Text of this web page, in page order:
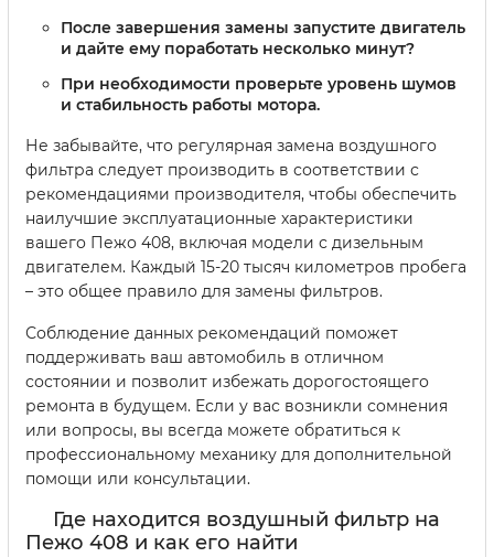
После завершения замены запустите двигатель
и дайте ему поработать несколько минут?
При необходимости проверьте уровень шумов
и стабильность работы мотора.
Не забывайте, что регулярная замена воздушного
фильтра следует производить в соответствии с
рекомендациями производителя, чтобы обеспечить
наилучшие эксплуатационные характеристики
вашего Пежо 408, включая модели с дизельным
двигателем. Каждый 15-20 тысяч километров пробега
– это общее правило для замены фильтров.
Соблюдение данных рекомендаций поможет
поддерживать ваш автомобиль в отличном
состоянии и позволит избежать дорогостоящего
ремонта в будущем. Если у вас возникли сомнения
или вопросы, вы всегда можете обратиться к
профессиональному механику для дополнительной
помощи или консультации.
Где находится воздушный фильтр на
Пежо 408 и как его найти